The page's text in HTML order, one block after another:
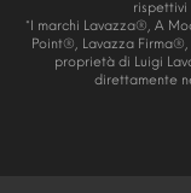
*I marchi Lavazza®, A
Point®, Lavazza
proprietà di Luigi
direttamente